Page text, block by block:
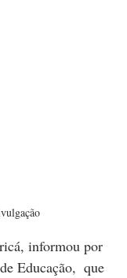
informou por
Educação,  que